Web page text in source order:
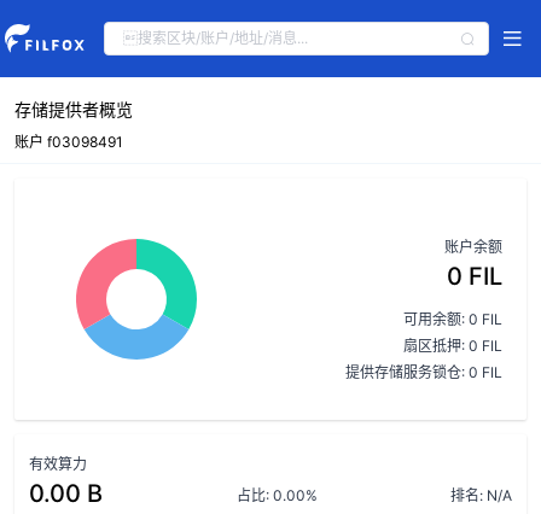
存储提供者概览
账户 f03098491
账户余额
0 FIL
可用余额: 0 FIL
扇区抵押: 0 FIL
提供存储服务锁仓: 0 FIL
有效算力
0.00 B 占比: 0.00% 排名: N/A